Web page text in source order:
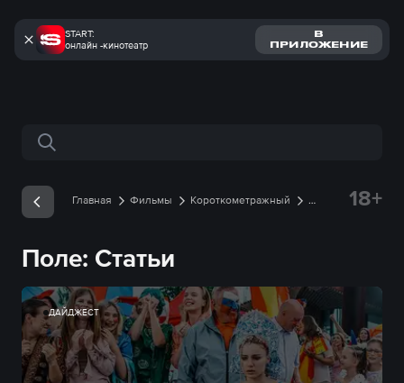
START:
онлайн -кинотеатр
В
ПРИЛОЖЕНИЕ
Поиск по сайту
Главная Фильмы
Короткометражный
18+
Поле: Статьи
ДАЙДЖЕСТ